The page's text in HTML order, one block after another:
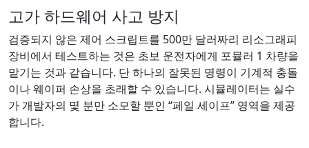
고가 하드웨어 사고 방지
검증되지 않은 제어 스크립트를 500만 달러짜리 리소그래피
장비에서 테스트하는 것은 초보 운전자에게 포뮬러 1 차량을
맡기는 것과 같습니다. 단 하나의 잘못된 명령이 기계적 충돌
이나 웨이퍼 손상을 초래할 수 있습니다. 시뮬레이터는 실수
가 개발자의 몇 분만 소모할 뿐인 “페일 세이프” 영역을 제공
합니다.